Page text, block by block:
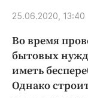
Народные
Криминал
Культура
25.06.2020, 13:40
Во время
бытовых
иметь
Однако